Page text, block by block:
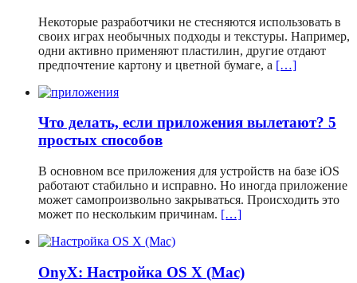
Некоторые разработчики не стесняются использовать в
своих играх необычных подходы и текстуры. Например,
одни активно применяют пластилин, другие отдают
предпочтение картону и цветной бумаге, а […]
Что делать, если приложения вылетают? 5
простых способов
В основном все приложения для устройств на базе iOS
работают стабильно и исправно. Но иногда приложение
может самопроизвольно закрываться. Происходить это
может по нескольким причинам. […]
OnyX: Настройка OS X (Mac)